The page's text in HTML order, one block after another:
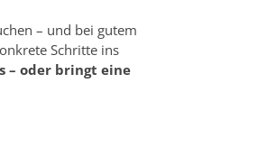
– und bei gutem
Schritte ins
– oder bringt eine